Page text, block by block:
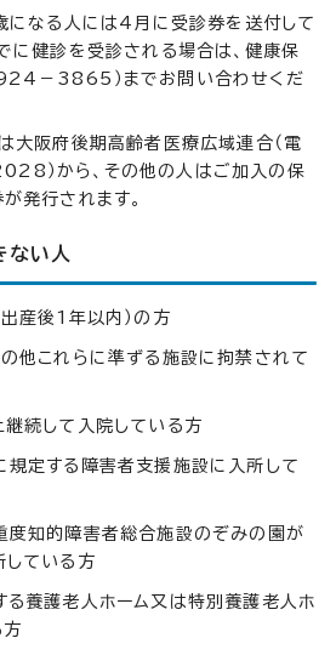
なる人には4月に受診券を送付して
に健診を受診される場合は、健康保
－3865）までお問い合わせくだ
阪府後期高齢者医療広域連合（電
）から、その他の人はご加入の保
発行されます。
ない人
産後1年以内）の方
他これらに準ずる施設に拘禁されて
続して入院している方
規定する障害者支援施設に入所して
度知的障害者総合施設のぞみの園が
している方
る養護老人ホーム又は特別養護老人ホ
方